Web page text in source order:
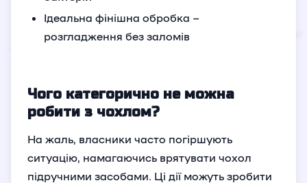
Ідеальна фінішна обробка –
розгладження без заломів
Чого категорично не можна
робити з чохлом?
На жаль, власники часто погіршують
ситуацію, намагаючись врятувати чохол
підручними засобами. Ці дії можуть зробити